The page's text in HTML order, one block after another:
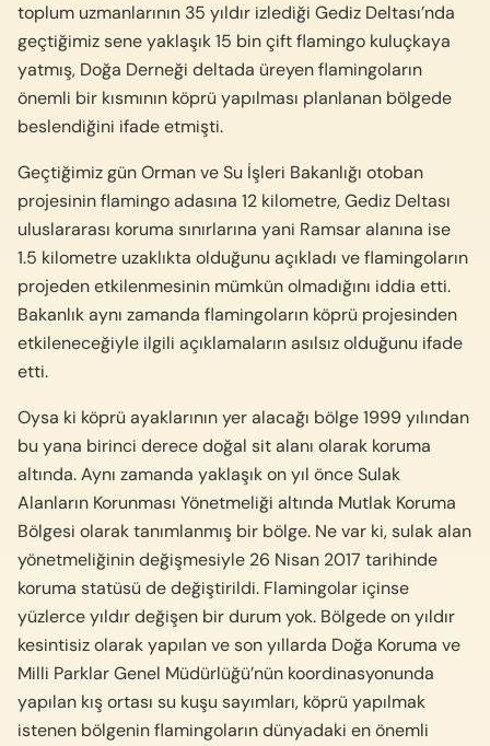
toplum uzmanlarının 35 yıldır izlediği Gediz Deltası’nda
geçtiğimiz sene yaklaşık 15 bin çift flamingo kuluçkaya
yatmış, Doğa Derneği deltada üreyen flamingoların
önemli bir kısmının köprü yapılması planlanan bölgede
beslendiğini ifade etmişti.
Geçtiğimiz gün Orman ve Su İşleri Bakanlığı otoban
projesinin flamingo adasına 12 kilometre, Gediz Deltası
uluslararası koruma sınırlarına yani Ramsar alanına ise
1.5 kilometre uzaklıkta olduğunu açıkladı ve flamingoların
projeden etkilenmesinin mümkün olmadığını iddia etti.
Bakanlık aynı zamanda flamingoların köprü projesinden
etkileneceğiyle ilgili açıklamaların asılsız olduğunu ifade
etti.
Oysa ki köprü ayaklarının yer alacağı bölge 1999 yılından
bu yana birinci derece doğal sit alanı olarak koruma
altında. Aynı zamanda yaklaşık on yıl önce Sulak
Alanların Korunması Yönetmeliği altında Mutlak Koruma
Bölgesi olarak tanımlanmış bir bölge. Ne var ki, sulak alan
yönetmeliğinin değişmesiyle 26 Nisan 2017 tarihinde
koruma statüsü de değiştirildi. Flamingolar içinse
yüzlerce yıldır değişen bir durum yok. Bölgede on yıldır
kesintisiz olarak yapılan ve son yıllarda Doğa Koruma ve
Milli Parklar Genel Müdürlüğü’nün koordinasyonunda
yapılan kış ortası su kuşu sayımları, köprü yapılmak
istenen bölgenin flamingoların dünyadaki en önemli